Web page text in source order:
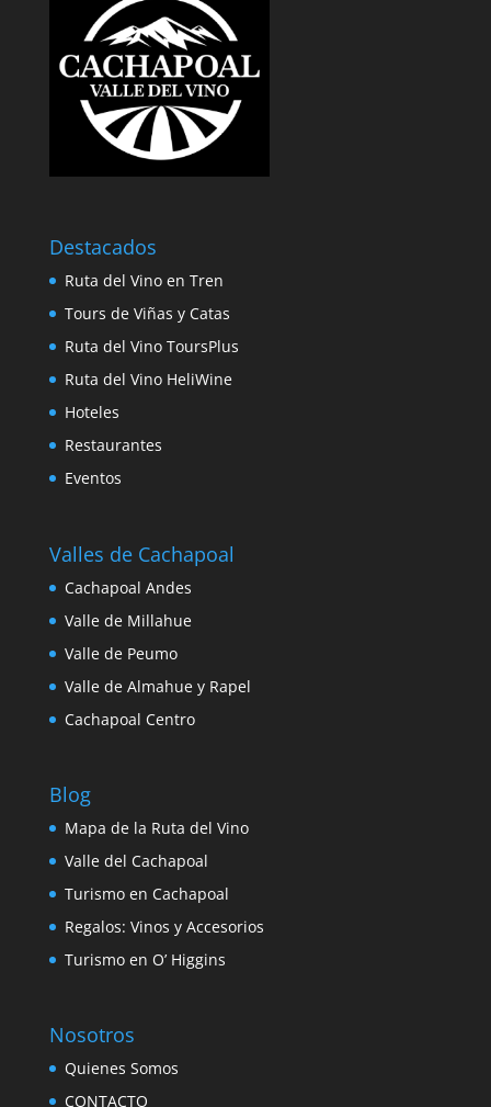
Destacados
Ruta del Vino en Tren
Tours de Viñas y Catas
Ruta del Vino ToursPlus
Ruta del Vino HeliWine
Hoteles
Restaurantes
Eventos
Valles de Cachapoal
Cachapoal Andes
Valle de Millahue
Valle de Peumo
Valle de Almahue y Rapel
Cachapoal Centro
Blog
Mapa de la Ruta del Vino
Valle del Cachapoal
Turismo en Cachapoal
Regalos: Vinos y Accesorios
Turismo en O’ Higgins
Nosotros
Quienes Somos
CONTACTO